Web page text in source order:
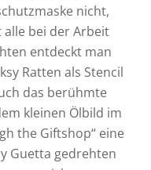
nicht,
bei der Arbeit
entdeckt man
Ratten als Stencil
das berühmte
kleinen Ölbild im
the Giftshop“ eine
Guetta gedrehten